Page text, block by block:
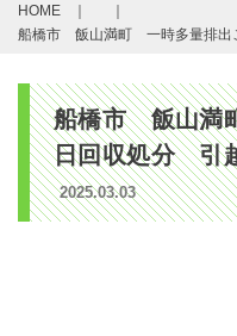
HOME
船橋市 飯山満町 一時多量排出
船橋市 飯山満
日回収処分 引
2025.03.03